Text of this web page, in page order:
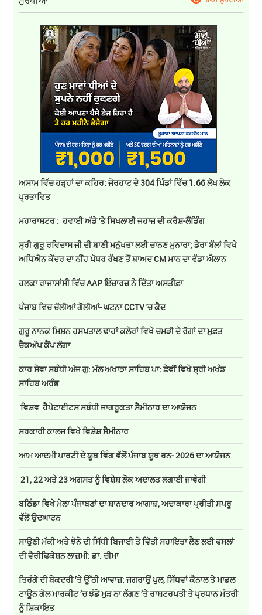
ਅਸਾਮ ਵਿੱਚ ਹੜ੍ਹਾਂ ਦਾ ਕਹਿਰ: ਜੋਰਹਾਟ ਦੇ 304 ਪਿੰਡਾਂ ਵਿੱਚ 1.66 ਲੱਖ ਲੋਕ
ਪ੍ਰਭਾਵਿਤ
ਮਹਾਰਾਸ਼ਟਰ : ਹਵਾਈ ਅੱਡੇ 'ਤੇ ਸਿਖਲਾਈ ਜਹਾਜ਼ ਦੀ ਕਰੈਸ਼-ਲੈਂਡਿੰਗ
ਸ੍ਰੀ ਗੁਰੂ ਰਵਿਦਾਸ ਜੀ ਦੀ ਬਾਣੀ ਮਨੁੱਖਤਾ ਲਈ ਚਾਨਣ ਮੁਨਾਰਾ; ਡੇਰਾ ਬੱਲਾਂ ਵਿਖੇ
ਅਧਿਐਨ ਕੇਂਦਰ ਦਾ ਨੀਂਹ ਪੱਥਰ ਰੱਖਣ ਤੋਂ ਬਾਅਦ CM ਮਾਨ ਦਾ ਵੱਡਾ ਐਲਾਨ
ਹਲਕਾ ਰਾਜਾਸਾਂਸੀ ਵਿੱਚ AAP ਇੰਚਾਰਜ਼ ਨੇ ਦਿੱਤਾ ਅਸਤੀਫ਼ਾ
ਪੰਜਾਬ ਵਿਚ ਚੱਲੀਆਂ ਗੋਲੀਆਂ- ਘਟਨਾ CCTV 'ਚ ਕੈਦ
ਗੁਰੂ ਨਾਨਕ ਮਿਸ਼ਨ ਹਸਪਤਾਲ ਢਾਹਾਂ ਕਲੇਰਾਂ ਵਿਖੇ ਚਮੜੀ ਦੇ ਰੋਗਾਂ ਦਾ ਮੁਫ਼ਤ
ਚੈਕਅੱਪ ਕੈਂਪ ਲੱਗਾ
ਕਾਰ ਸੇਵਾ ਸਬੰਧੀ ਅੱਜ ਗੁ: ਮੱਲ ਅਖਾੜਾ ਸਾਹਿਬ ਪਾ: ਛੇਵੀਂ ਵਿਖੇ ਸ੍ਰੀ ਅਖੰਡ
ਸਾਹਿਬ ਅਰੰਭ
ਵਿਸ਼ਵ ਹੈਪੇਟਾਈਟਸ ਸਬੰਧੀ ਜਾਗਰੂਕਤਾ ਸੈਮੀਨਾਰ ਦਾ ਆਯੋਜਨ
ਸਰਕਾਰੀ ਕਾਲਜ ਵਿਖੇ ਵਿਸ਼ੇਸ਼ ਸੈਮੀਨਾਰ
ਆਮ ਆਦਮੀ ਪਾਰਟੀ ਦੇ ਯੂਥ ਵਿੰਗ ਵੱਲੋਂ ਪੰਜਾਬ ਯੂਥ ਰਨ- 2026 ਦਾ ਆਯੋਜਨ
21, 22 ਅਤੇ 23 ਅਗਸਤ ਨੂੰ ਵਿਸ਼ੇਸ਼ ਲੋਕ ਅਦਾਲਤ ਲਗਾਈ ਜਾਵੇਗੀ
ਬਠਿੰਡਾ ਵਿਖੇ ਮੇਲਾ ਪੰਜਾਬਣਾਂ ਦਾ ਸ਼ਾਨਦਾਰ ਆਗਾਜ਼, ਅਦਾਕਾਰਾ ਪ੍ਰੀਤੀ ਸਪਰੂ
ਵੱਲੋਂ ਉਦਘਾਟਨ
ਸਾਉਣੀ ਮੱਕੀ ਅਤੇ ਝੋਨੇ ਦੀ ਸਿੱਧੀ ਬਿਜਾਈ ਤੇ ਵਿੱਤੀ ਸਹਾਇਤਾ ਲੈਣ ਲਈ ਫਸਲਾਂ
ਦੀ ਵੈਰੀਫਿਕੇਸ਼ਨ ਲਾਜ਼ਮੀ: ਡਾ. ਚੀਮਾ
ਤਿਰੰਗੇ ਦੀ ਬੇਕਦਰੀ ’ਤੇ ਉੱਠੀ ਆਵਾਜ਼: ਜਗਰਾਉਂ ਪੁਲ, ਸਿੱਧਵਾਂ ਕੈਨਾਲ ਤੇ ਮਾਡਲ
ਟਾਊਨ ਗੋਲ ਮਾਰਕੀਟ ’ਚ ਝੰਡੇ ਮੁੜ ਨਾ ਲੱਗਣ ’ਤੇ ਰਾਸ਼ਟਰਪਤੀ ਤੇ ਪ੍ਰਧਾਨ ਮੰਤਰੀ
ਨੂੰ ਸ਼ਿਕਾਇਤ